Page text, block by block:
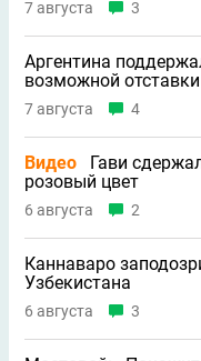
7 августа 3
Аргентина
возможной отставки
7 августа 4
Видео
Гави
розовый цвет
6 августа 2
Каннаваро
Узбекистана
6 августа 3